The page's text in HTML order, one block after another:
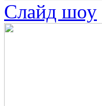
Слайд шоу